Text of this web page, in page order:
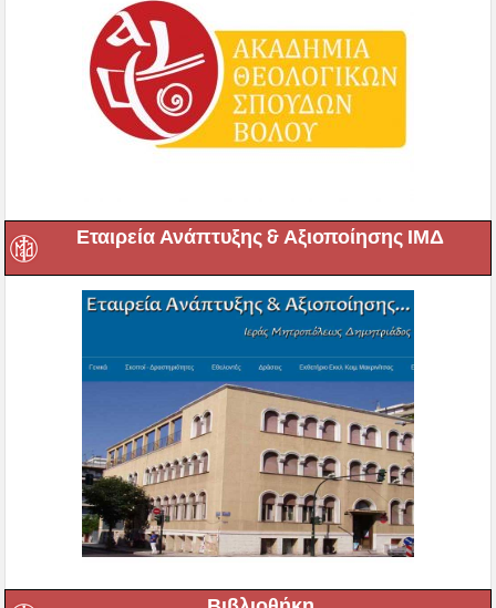
Εταιρεία Ανάπτυξης & Αξιοποίησης ΙΜΔ